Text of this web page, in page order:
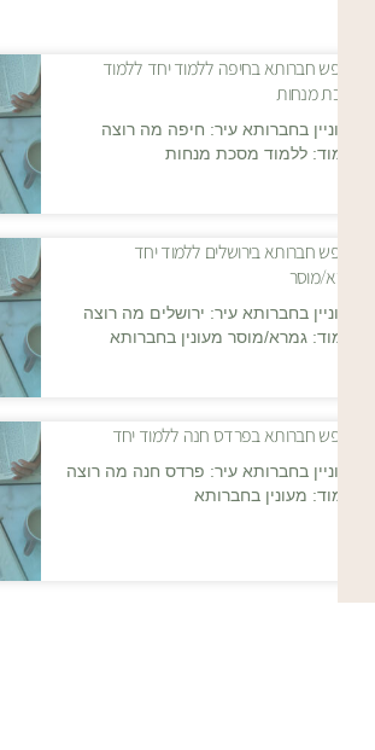
מחפש חברותא בחיפה ללמוד יחד ללמוד
מסכת מנחות
מעוניין בחברותא עיר: חיפה מה רוצה
ללמוד: ללמוד מסכת מנחות
מחפש חברותא בירושלים ללמוד יחד
גמרא/מוסר
מעוניין בחברותא עיר: ירושלים מה רוצה
ללמוד: גמרא/מוסר מעונין בחברותא
מחפש חברותא בפרדס חנה ללמוד יחד
מעוניין בחברותא עיר: פרדס חנה מה רוצה
ללמוד: מעונין בחברותא